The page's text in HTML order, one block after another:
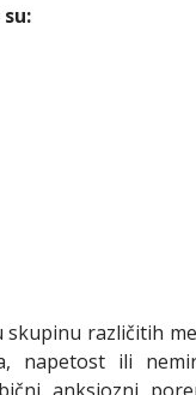
skupinu različitih
napetost ili